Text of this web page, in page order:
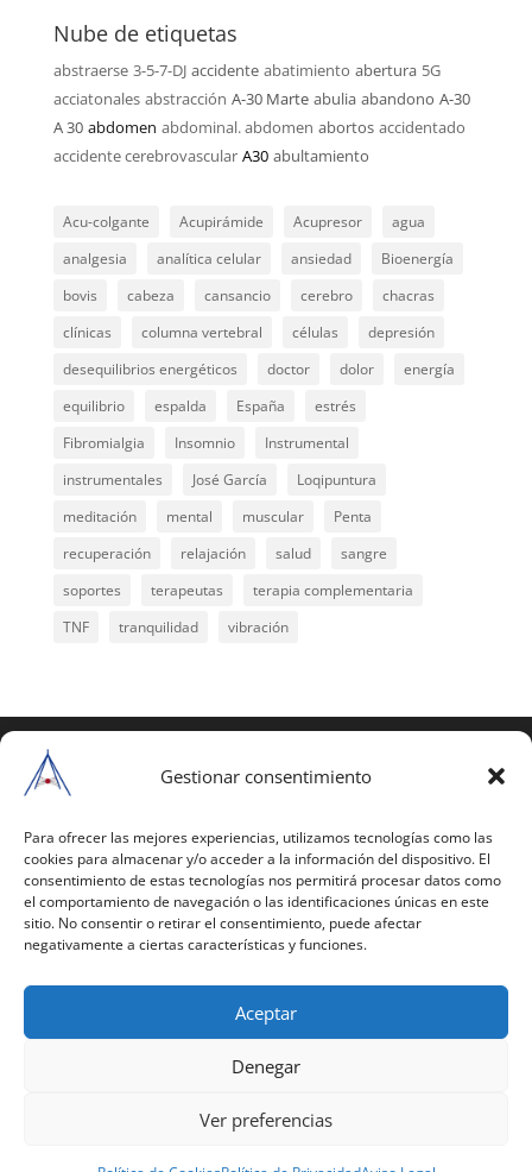
Gestionar consentimiento
Para ofrecer las mejores experiencias, utilizamos tecnologías como las
cookies para almacenar y/o acceder a la información del dispositivo. El
consentimiento de estas tecnologías nos permitirá procesar datos como
el comportamiento de navegación o las identificaciones únicas en este
sitio. No consentir o retirar el consentimiento, puede afectar
negativamente a ciertas características y funciones.
Aceptar
Denegar
Ver preferencias
Nube de etiquetas
abstraerse 3-5-7-DJ accidente abatimiento abertura 5G
acciatonales abstracción A-30 Marte abulia abandono A-30
A 30 abdomen abdominal. abdomen abortos accidentado
accidente cerebrovascular A30 abultamiento
Acu-colgante Acupirámide Acupresor
agua
analgesia
analítica celular ansiedad
Bioenergía
bovis
cabeza cansancio cerebro
chacras
clínicas
columna vertebral células
depresión
desequilibrios energéticos
doctor dolor
energía
equilibrio
espalda España
estrés
Fibromialgia
Insomnio
Instrumental
instrumentales
José García
Loqipuntura
meditación
mental muscular
Penta
recuperación
relajación salud
sangre
soportes
terapeutas
terapia complementaria
TNF
tranquilidad vibración
reservados
estas páginas o parte de ellas, necesita pedir
autorización por escrito a Mario Gil Sánchez.
Todos los instrumentales están PATENTADOS.
Web inaugurada en 2002 (última actualización en
Política de Privacidad